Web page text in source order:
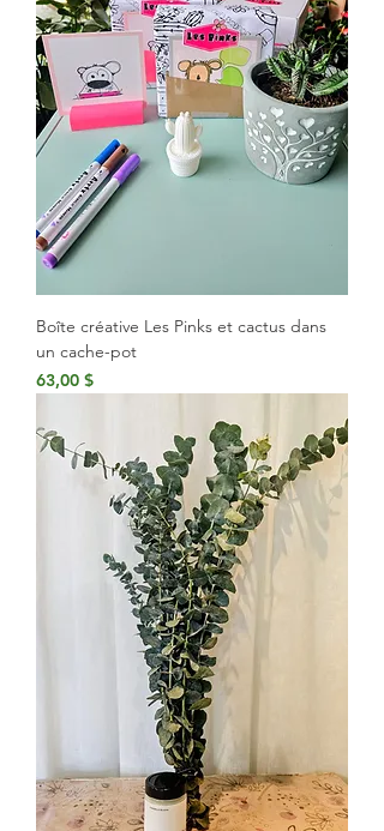
Boîte créative Les Pinks et cactus dans
un cache-pot
Prix
63,00 $